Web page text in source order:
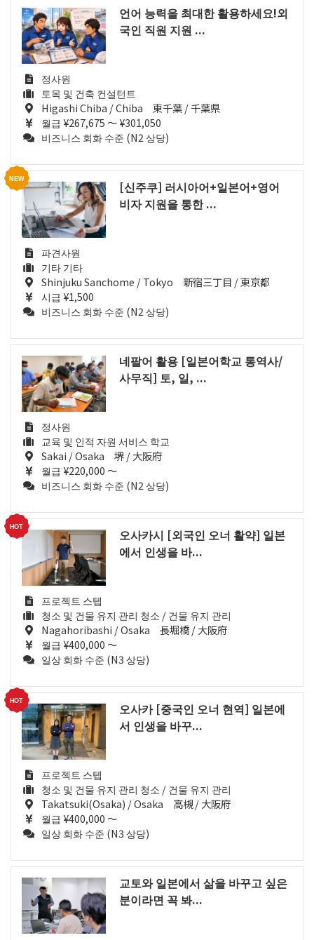
언어 능력을 최대한 활용하세요!외
국인 직원 지원 ...
정사원
토목 및 건축 컨설턴트
Higashi Chiba / Chiba 東千葉 / 千葉県
월급 ¥267,675 ～ ¥301,050
비즈니스 회화 수준 (N2 상당)
[신주쿠] 러시아어+일본어+영어
비자 지원을 통한 ...
파견사원
기타 기타
Shinjuku Sanchome / Tokyo 新宿三丁目 / 東京都
시급 ¥1,500
비즈니스 회화 수준 (N2 상당)
네팔어 활용 [일본어학교 통역사/
사무직] 토, 일, ...
정사원
교육 및 인적 자원 서비스 학교
Sakai / Osaka 堺 / 大阪府
월급 ¥220,000 ～
비즈니스 회화 수준 (N2 상당)
오사카시 [외국인 오너 활약] 일본
에서 인생을 바...
프로젝트 스텝
청소 및 건물 유지 관리 청소 / 건물 유지 관리
Nagahoribashi / Osaka 長堀橋 / 大阪府
월급 ¥400,000 ～
일상 회화 수준 (N3 상당)
오사카 [중국인 오너 현역] 일본에
서 인생을 바꾸...
프로젝트 스텝
청소 및 건물 유지 관리 청소 / 건물 유지 관리
Takatsuki(Osaka) / Osaka 高槻 / 大阪府
월급 ¥400,000 ～
일상 회화 수준 (N3 상당)
교토와 일본에서 삶을 바꾸고 싶은
분이라면 꼭 봐...